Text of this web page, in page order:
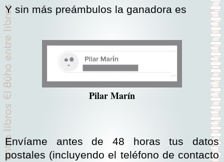
Y sin más preámbulos la ganadora es
Pilar Marín
Envíame antes de 48 horas tus datos
postales (incluyendo el teléfono de contacto